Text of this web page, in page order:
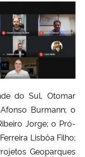
do Sul, Otomar
Burmann; o
Jorge; o Pró-
Lisbôa Filho;
Geoparques